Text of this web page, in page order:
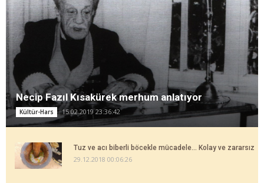
Necip Fazıl Kısakürek merhum anlatıyor
Kültür-Hars 15.02.2019 23:36:42
Tuz ve acı biberli böcekle mücadele... Kolay ve zararsız
29.12.2018 00:06:26